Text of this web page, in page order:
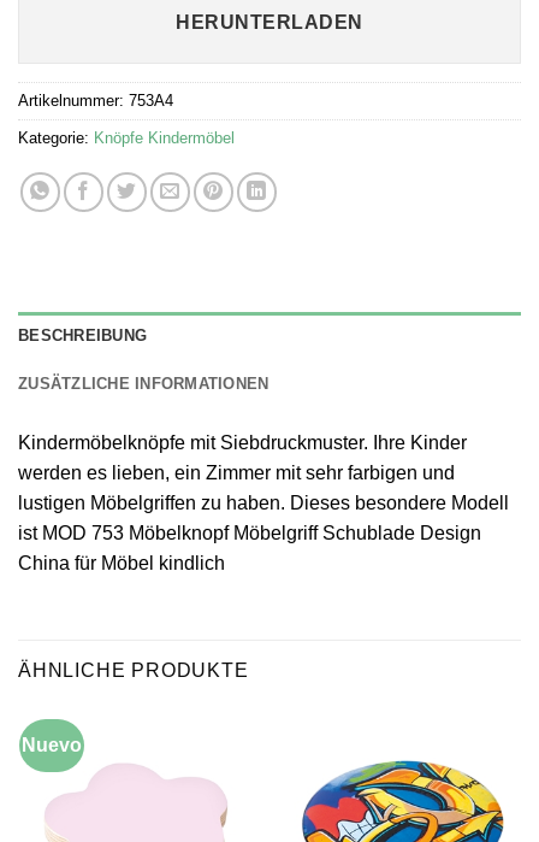
HERUNTERLADEN
Artikelnummer: 753A4
Kategorie: Knöpfe Kindermöbel
BESCHREIBUNG
ZUSÄTZLICHE INFORMATIONEN
Kindermöbelknöpfe mit Siebdruckmuster. Ihre Kinder
werden es lieben, ein Zimmer mit sehr farbigen und
lustigen Möbelgriffen zu haben. Dieses besondere Modell
ist MOD 753 Möbelknopf Möbelgriff Schublade Design
China für Möbel kindlich
ÄHNLICHE PRODUKTE
Nuevo